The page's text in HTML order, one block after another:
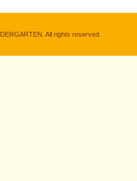
All rights reserved.